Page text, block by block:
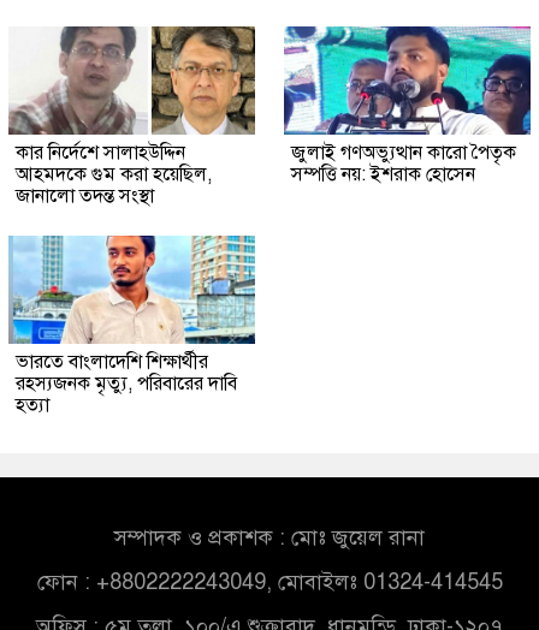
কার নির্দেশে সালাহউদ্দিন
আহমদকে গুম করা হয়েছিল,
জানালো তদন্ত সংস্থা
জুলাই গণঅভ্যুত্থান কারো পৈতৃক
সম্পত্তি নয়: ইশরাক হোসেন
ভারতে বাংলাদেশি শিক্ষার্থীর
রহস্যজনক মৃত্যু, পরিবারের দাবি
হত্যা
সম্পাদক ও প্রকাশক : মোঃ জুয়েল রানা
ফোন : +8802222243049, মোবাইলঃ 01324-414545